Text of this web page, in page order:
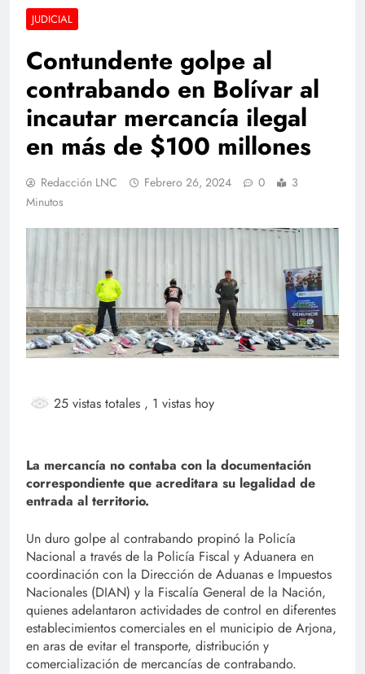
JUDICIAL
Contundente golpe al
contrabando en Bolívar al
incautar mercancía ilegal
en más de $100 millones
Redacción LNC Febrero 26, 2024 0
3
Minutos
25 vistas totales , 1 vistas hoy
La mercancía no contaba con la documentación
correspondiente que acreditara su legalidad de
entrada al territorio.
Un duro golpe al contrabando propinó la Policía
Nacional a través de la Policía Fiscal y Aduanera en
coordinación con la Dirección de Aduanas e Impuestos
Nacionales (DIAN) y la Fiscalía General de la Nación,
quienes adelantaron actividades de control en diferentes
establecimientos comerciales en el municipio de Arjona,
en aras de evitar el transporte, distribución y
comercialización de mercancías de contrabando.